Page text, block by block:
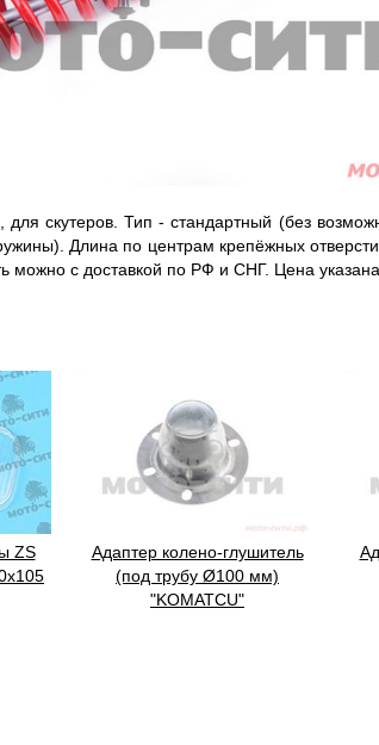
скутеров. Тип - стандартный (без
Длина по центрам крепёжных
можно с доставкой по РФ и СНГ. Цена
ZS
Адаптер колено-глушитель
(под трубу Ø100 мм)
"KOMATCU"